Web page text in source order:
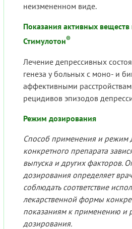
неизмененном виде.
Показания активных веществ
Стимулотон®
Лечение депрессивных
генеза у больных с моно- и
аффективными
рецидивов эпизодов
Режим дозирования
Способ применения и режим
конкретного препарата
выпуска и других факторов.
дозирования определяет
соблюдать соответствие
лекарственной формы
показаниям к применению и
дозирования.